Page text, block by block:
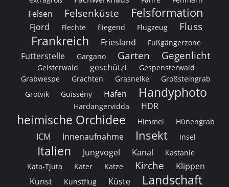
Felsen Felsenküste Felsformation
Fjord Flechte fliegend Flugzeug Fluss
Frankreich Friesland Fußgängerzone
Futterstelle Gargano Garten Gegenlicht
Geisterwald geschützt
Gespensterwald
Grabwespe
Grachten Grasnelke
Großsteingrab
Grötvik
Guissény Hafen Handyphoto
Hardangervidda HDR
heimische Orchidee Himmel Hünengrab
ICM Innenaufnahme Insekt Insel
Italien Jungvogel Kanal
Kastanie
Kata-Tjuta
Kater Katze Kirche
Klippen
Kunst
Kunstflug Küste Landschaft